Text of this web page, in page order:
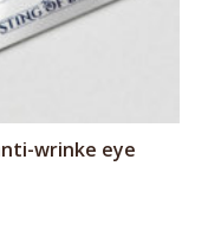
wrinke eye